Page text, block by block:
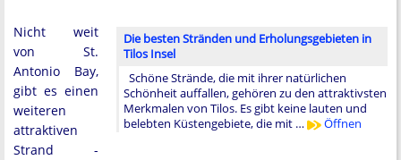
Die besten Stränden und Erholungsgebieten in
Tilos Insel
Schöne Strände, die mit ihrer natürlichen
Schönheit auffallen, gehören zu den attraktivsten
Merkmalen von Tilos. Es gibt keine lauten und
belebten Küstengebiete, die mit …
Öffnen
Nicht weit
von St.
Antonio Bay,
gibt es einen
weiteren
attraktiven
Strand -